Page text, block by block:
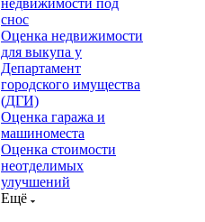
недвижимости под
снос
Оценка недвижимости
для выкупа у
Департамент
городского имущества
(ДГИ)
Оценка гаража и
машиноместа
Оценка стоимости
неотделимых
улучшений
Ещё